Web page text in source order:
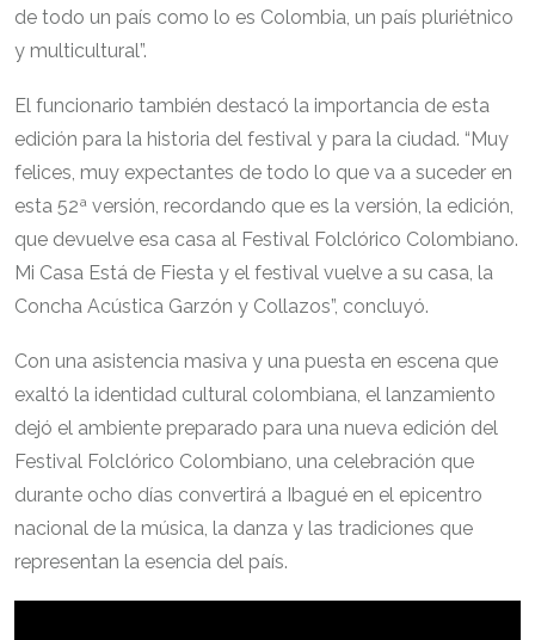
de todo un país como lo es Colombia, un país pluriétnico
y multicultural”.
El funcionario también destacó la importancia de esta
edición para la historia del festival y para la ciudad. “Muy
felices, muy expectantes de todo lo que va a suceder en
esta 52ª versión, recordando que es la versión, la edición,
que devuelve esa casa al Festival Folclórico Colombiano.
Mi Casa Está de Fiesta y el festival vuelve a su casa, la
Concha Acústica Garzón y Collazos”, concluyó.
Con una asistencia masiva y una puesta en escena que
exaltó la identidad cultural colombiana, el lanzamiento
dejó el ambiente preparado para una nueva edición del
Festival Folclórico Colombiano, una celebración que
durante ocho días convertirá a Ibagué en el epicentro
nacional de la música, la danza y las tradiciones que
representan la esencia del país.